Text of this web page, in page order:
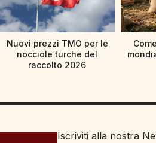
Nuovi prezzi TMO per le
nocciole turche del
raccolto 2026
Iscriviti alla nostra